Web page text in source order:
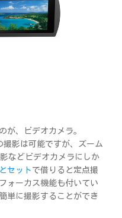
が、ビデオカメラ。
影は可能ですが、ズーム
などビデオカメラにしか
セットで借りると定点撮
ォーカス機能も付いてい
単に撮影することができ